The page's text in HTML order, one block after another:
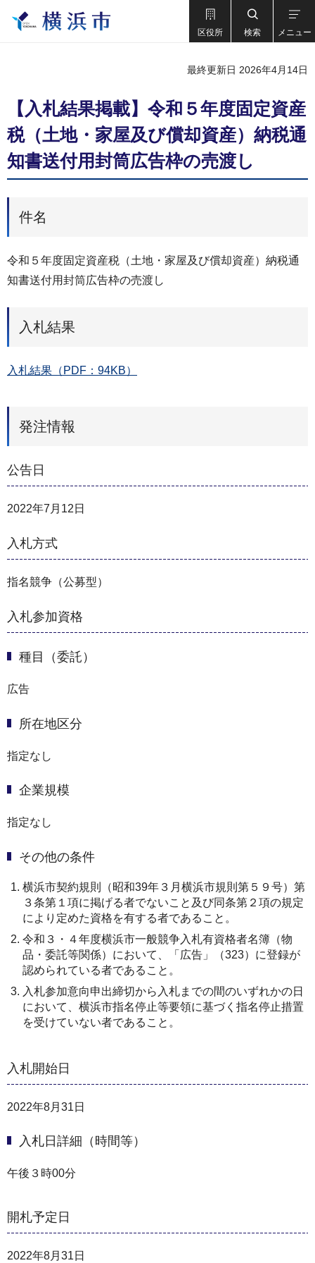
区役所 検索 メニュー
最終更新日 2026年4月14日
【入札結果掲載】令和５年度固定資産
税（土地・家屋及び償却資産）納税通
知書送付用封筒広告枠の売渡し
件名
令和５年度固定資産税（土地・家屋及び償却資産）納税通
知書送付用封筒広告枠の売渡し
入札結果
入札結果（PDF：94KB）
発注情報
公告日
2022年7月12日
入札方式
指名競争（公募型）
入札参加資格
種目（委託）
広告
所在地区分
指定なし
企業規模
指定なし
その他の条件
横浜市契約規則（昭和39年３月横浜市規則第５９号）第
３条第１項に掲げる者でないこと及び同条第２項の規定
により定めた資格を有する者であること。
令和３・４年度横浜市一般競争入札有資格者名簿（物
品・委託等関係）において、「広告」（323）に登録が
認められている者であること。
入札参加意向申出締切から入札までの間のいずれかの日
において、横浜市指名停止等要領に基づく指名停止措置
を受けていない者であること。
入札開始日
2022年8月31日
入札日詳細（時間等）
午後３時00分
開札予定日
2022年8月31日